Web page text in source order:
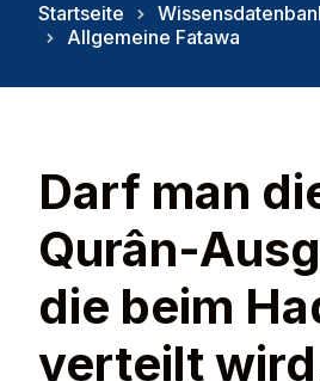
c
o
Startseite
Allgemeine Fatawa
Darf man
Qurân-
die beim
verteilt